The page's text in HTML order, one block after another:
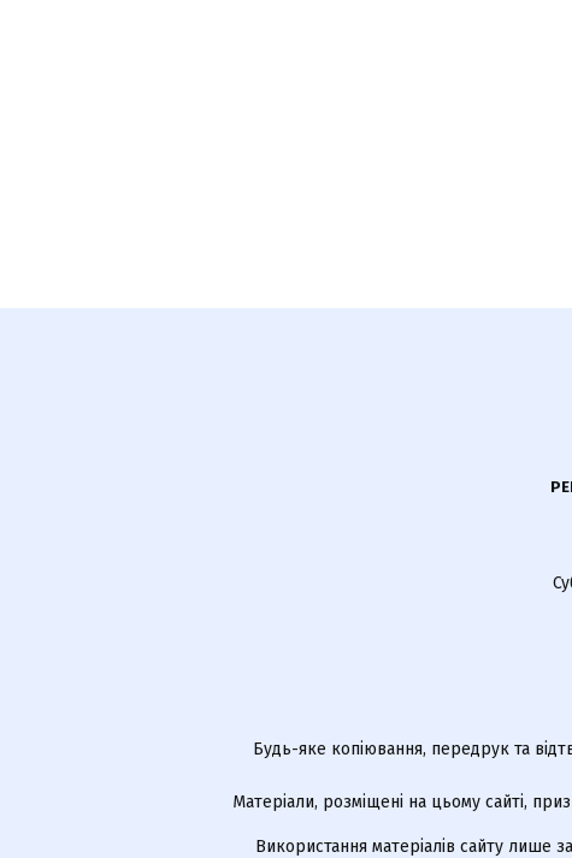
Будь-яке копіювання, передрук та
Матеріали, розміщені на цьому сайті,
Використання матеріалів сайту лише